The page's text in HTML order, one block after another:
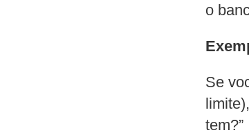
o
Se
tem?”